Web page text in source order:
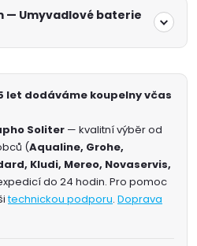
— Umyvadlové baterie
let dodáváme koupelny včas
Soliter — kvalitní výběr od
(Aqualine, Grohe,
Kludi, Mereo, Novaservis,
do 24 hodin. Pro pomoc
technickou podporu. Doprava